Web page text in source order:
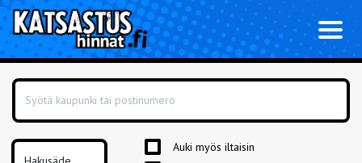
Auki myös iltaisin